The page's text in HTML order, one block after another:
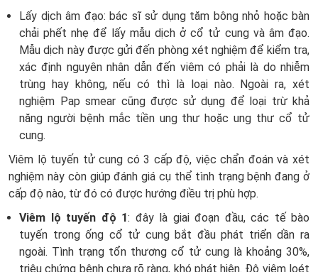
Lấy dịch âm đạo: bác sĩ sử dụng tăm bông nhỏ hoặc bàn
chải phết nhẹ để lấy mẫu dịch ở cổ tử cung và âm đạo.
Mẫu dịch này được gửi đến phòng xét nghiệm để kiểm tra,
xác định nguyên nhân dẫn đến viêm có phải là do nhiễm
trùng hay không, nếu có thì là loại nào. Ngoài ra, xét
nghiệm Pap smear cũng được sử dụng để loại trừ khả
năng người bệnh mắc tiền ung thư hoặc ung thư cổ tử
cung.
Viêm lộ tuyến tử cung có 3 cấp độ, việc chẩn đoán và xét
nghiệm này còn giúp đánh giá cụ thể tình trạng bệnh đang ở
cấp độ nào, từ đó có được hướng điều trị phù hợp.
Viêm lộ tuyến độ 1: đây là giai đoạn đầu, các tế bào
tuyến trong ống cổ tử cung bắt đầu phát triển dần ra
ngoài. Tình trạng tổn thương cổ tử cung là khoảng 30%,
triệu chứng bệnh chưa rõ ràng, khó phát hiện. Độ viêm loét